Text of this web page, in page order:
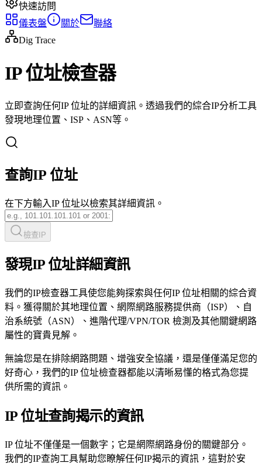
快速訪問
儀表盤
關於
聯絡
Dig Trace
IP 位址檢查器
立即查詢任何IP 位址的詳細資訊。透過我們的綜合IP分析工具
發現地理位置、ISP、ASN等。
查詢IP 位址
在下方輸入IP 位址以檢索其詳細資訊。
檢查IP
發現IP 位址詳細資訊
我們的IP檢查器工具使您能夠探索與任何IP 位址相關的綜合資
料。獲得關於其地理位置、網際網路服務提供商（ISP）、自
治系統號（ASN）、進階代理/VPN/TOR 檢測及其他關鍵網路
屬性的寶貴見解。
無論您是在排除網路問題、增強安全協議，還是僅僅滿足您的
好奇心，我們的IP 位址檢查器都能以清晰易懂的格式為您提
供所需的資訊。
IP 位址查詢揭示的資訊
IP 位址不僅僅是一個數字；它是網際網路身份的關鍵部分。
我們的IP查詢工具幫助您瞭解任何IP揭示的資訊，這對於安